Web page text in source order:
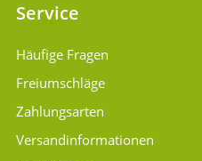
Service
Häufige Fragen
Freiumschläge
Zahlungsarten
Versand­informationen